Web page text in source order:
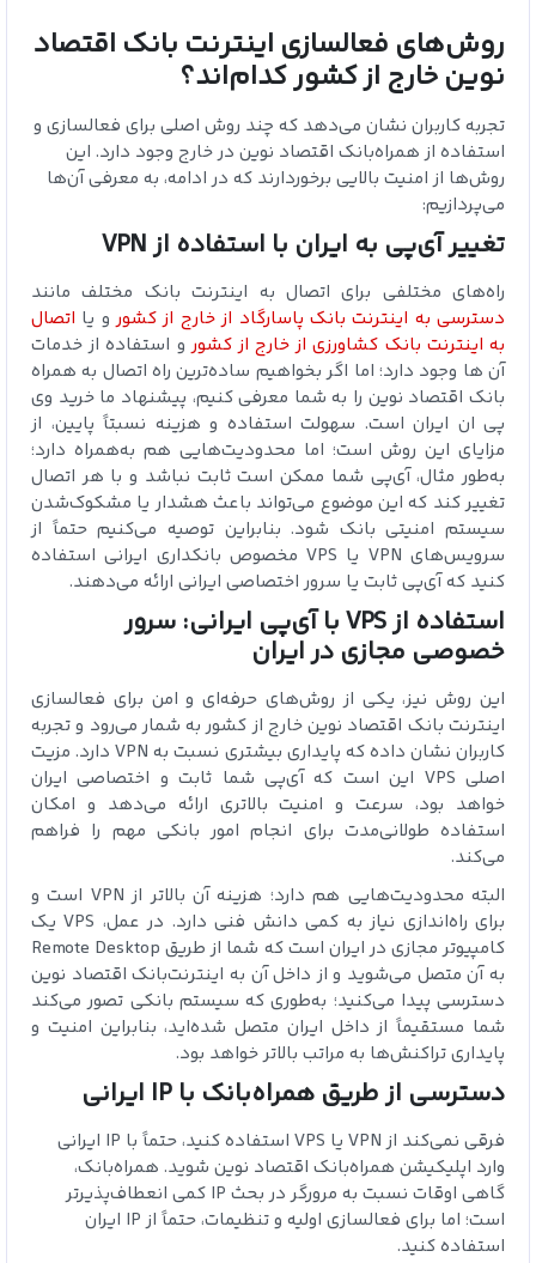
روش‌های فعالسازی اینترنت بانک اقتصاد
نوین خارج از کشور کدام‌اند؟
تجربه کاربران نشان می‌دهد که چند روش اصلی برای فعالسازی و
استفاده از همراه‌بانک اقتصاد نوین در خارج وجود دارد. این
روش‌ها از امنیت بالایی برخوردارند که در ادامه، به معرفی آن‌ها
می‌پردازیم:
تغییر آی‌پی به ایران با استفاده از VPN
راه‌های مختلفی برای اتصال به اینترنت بانک مختلف مانند
دسترسی به اینترنت بانک پاسارگاد از خارج از کشورو یا اتصال
به اینترنت بانک کشاورزی از خارج از کشورو استفاده از خدمات
آن ها وجود دارد؛ اما اگر بخواهیم ساده‌ترین راه اتصال به همراه
بانک اقتصاد نوین را به شما معرفی کنیم، پیشنهاد ما خرید وی
پی ان ایران است. سهولت استفاده و هزینه نسبتاً پایین، از
مزایای این روش است؛ اما محدودیت‌هایی هم به‌همراه دارد؛
به‌طور مثال، آی‌پی شما ممکن است ثابت نباشد و با هر اتصال
تغییر کند که این موضوع می‌تواند باعث هشدار یا مشکوک‌شدن
سیستم امنیتی بانک شود. بنابراین توصیه می‌کنیم حتماً از
سرویس‌های VPN یا VPS مخصوص بانکداری ایرانی استفاده
کنید که آی‌پی ثابت یا سرور اختصاصی ایرانی ارائه می‌دهند.
استفاده از VPS با آی‌پی ایرانی: سرور
خصوصی مجازی در ایران
این روش نیز، یکی از روش‌های حرفه‌ای و امن برای فعالسازی
اینترنت بانک اقتصاد نوین خارج از کشور به شمار می‌رود و تجربه
کاربران نشان داده که پایداری بیشتری نسبت به VPN دارد. مزیت
اصلی VPS این است که آی‌پی شما ثابت و اختصاصی ایران
خواهد بود، سرعت و امنیت بالاتری ارائه می‌دهد و امکان
استفاده طولانی‌مدت برای انجام امور بانکی مهم را فراهم
می‌کند.
البته محدودیت‌هایی هم دارد؛ هزینه آن بالاتر از VPN است و
برای راه‌اندازی نیاز به کمی دانش فنی دارد. در عمل، VPS یک
کامپیوتر مجازی در ایران است که شما از طریق Remote Desktop
به آن متصل می‌شوید و از داخل آن به اینترنت‌بانک اقتصاد نوین
دسترسی پیدا می‌کنید؛ به‌طوری که سیستم بانکی تصور می‌کند
شما مستقیماً از داخل ایران متصل شده‌اید، بنابراین امنیت و
پایداری تراکنش‌ها به مراتب بالاتر خواهد بود.
دسترسی از طریق همراه‌بانک با IP ایرانی
فرقی نمی‌کند از VPN یا VPS استفاده کنید، حتماً با IP ایرانی
وارد اپلیکیشن همراه‌بانک اقتصاد نوین شوید. همراه‌بانک،
گاهی اوقات نسبت به مرورگر در بحث IP کمی انعطاف‌پذیرتر
است؛ اما برای فعالسازی اولیه و تنظیمات، حتماً از IP ایران
استفاده کنید.